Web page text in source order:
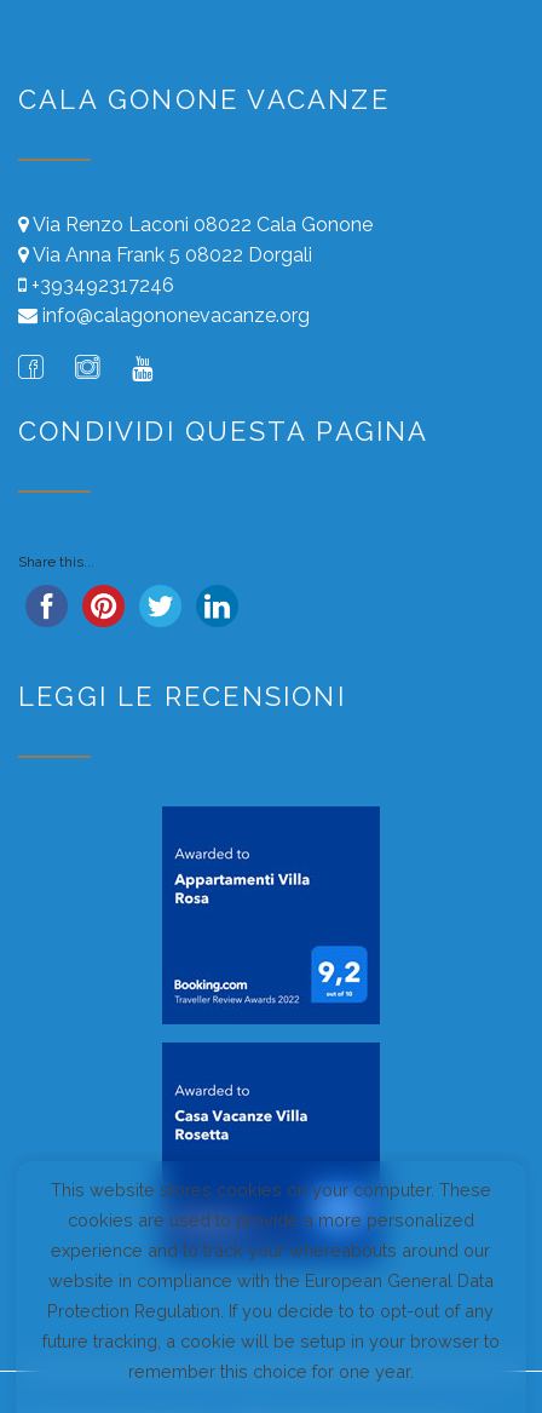
CALA GONONE VACANZE
Via Renzo Laconi 08022 Cala Gonone
Via Anna Frank 5 08022 Dorgali
+393492317246
info@calagononevacanze.org
CONDIVIDI QUESTA PAGINA
Share this...
LEGGI LE RECENSIONI
This website stores cookies on your computer. These
cookies are used to provide a more personalized
experience and to track your whereabouts around our
website in compliance with the European General Data
Protection Regulation. If you decide to to opt-out of any
future tracking, a cookie will be setup in your browser to
remember this choice for one year.